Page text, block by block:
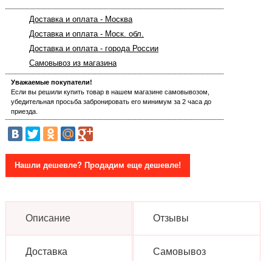
Доставка и оплата - Москва
Доставка и оплата - Моск. обл.
Доставка и оплата - города России
Самовывоз из магазина
Уважаемые покупатели!
Если вы решили купить товар в нашем магазине самовывозом,
убедительная просьба забронировать его минимум за 2 часа до
приезда.
Нашли дешевле? Продадим еще дешевле!
Описание Отзывы
Доставка Самовывоз